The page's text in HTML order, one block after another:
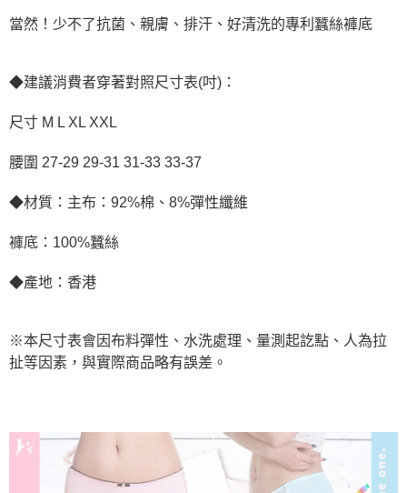
當然！少不了抗菌、親膚、排汗、好清洗的專利蠶絲褲底
◆建議消費者穿著對照尺寸表(吋)：
尺寸 M L XL XXL
腰圍 27-29 29-31 31-33 33-37
◆材質：主布：92%棉、8%彈性纖維
褲底：100%蠶絲
◆產地：香港
※本尺寸表會因布料彈性、水洗處理、量測起訖點、人為拉
扯等因素，與實際商品略有誤差。